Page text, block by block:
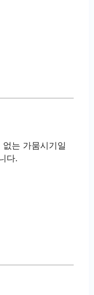
는 가뭄시기일
다.